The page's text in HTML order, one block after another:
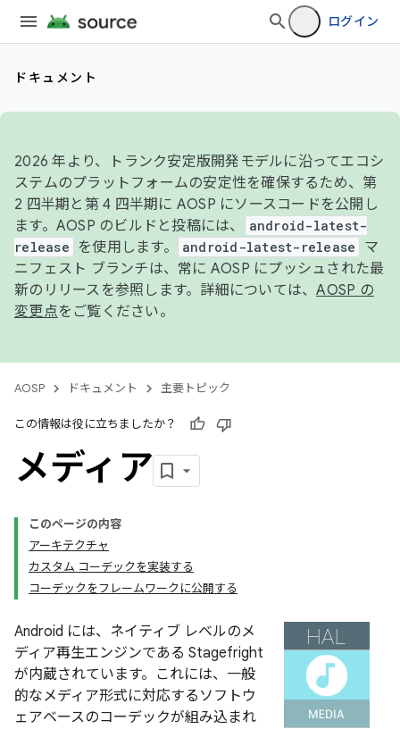
ログイン
ドキュメント
2026 年より、トランク安定版開発モデルに沿ってエコシ
ステムのプラットフォームの安定性を確保するため、第
2 四半期と第 4 四半期に AOSP にソースコードを公開し
ます。AOSP のビルドと投稿には、
android-latest-
release
を使用します。 android-latest-release
マ
ニフェスト ブランチは、常に AOSP にプッシュされた最
新のリリースを参照します。詳細については、AOSP の
変更点をご覧ください。
AOSP ドキュメント 主要トピック
この情報は役に立ちましたか？
メディア
このページの内容
アーキテクチャ
カスタム コーデックを実装する
コーデックをフレームワークに公開する
Android には、ネイティブ レベルのメ
ディア再生エンジンである Stagefright
が内蔵されています。これには、一般
的なメディア形式に対応するソフトウ
ェアベースのコーデックが組み込まれ